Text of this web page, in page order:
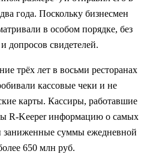
года. Поскольку бизнесмен
в особом порядке, без
допросов свидетелей.
трёх лет в восьми ресторанах
кассовые чеки и не
карты. Кассиры, работавшие
R-Keeper информацию о самых
заниженные суммы ежедневной
650 млн руб.